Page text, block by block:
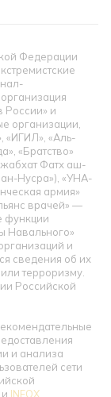
Федерации
России» и
организации,
«ИГИЛ», «Аль-
«Братство»
Фатх аш-
Нусра»), «УНА-
армия»
врачей» —
функции
Навального»
и
сведения об их
или терроризму.
Российской
и анализа
сети
и INFOX